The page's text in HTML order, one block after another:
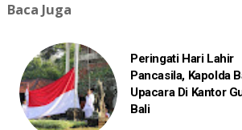
Baca Juga
Peringati Hari Lahir
Pancasila, Kapolda
Upacara Di Kantor
Bali